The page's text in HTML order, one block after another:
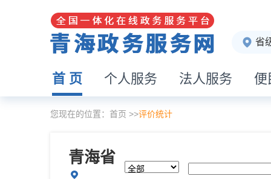
省
首 页 个人服务 法人服务 便
您现在的位置： 首页 >>评价统计
青海省